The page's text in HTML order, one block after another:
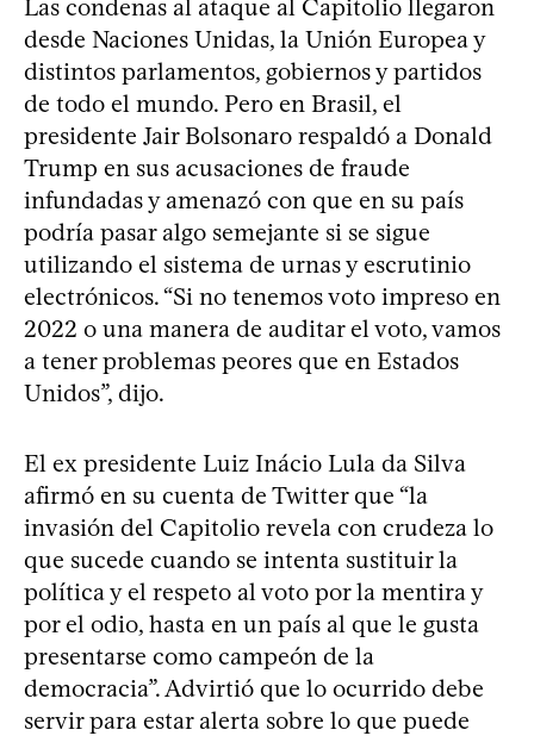
Las condenas al ataque al Capitolio llegaron
desde Naciones Unidas, la Unión Europea y
distintos parlamentos, gobiernos y partidos
de todo el mundo. Pero en Brasil, el
presidente Jair Bolsonaro respaldó a Donald
Trump en sus acusaciones de fraude
infundadas y amenazó con que en su país
podría pasar algo semejante si se sigue
utilizando el sistema de urnas y escrutinio
electrónicos. “Si no tenemos voto impreso en
2022 o una manera de auditar el voto, vamos
a tener problemas peores que en Estados
Unidos”, dijo.
El ex presidente Luiz Inácio Lula da Silva
afirmó en su cuenta de Twitter que “la
invasión del Capitolio revela con crudeza lo
que sucede cuando se intenta sustituir la
política y el respeto al voto por la mentira y
por el odio, hasta en un país al que le gusta
presentarse como campeón de la
democracia”. Advirtió que lo ocurrido debe
servir para estar alerta sobre lo que puede